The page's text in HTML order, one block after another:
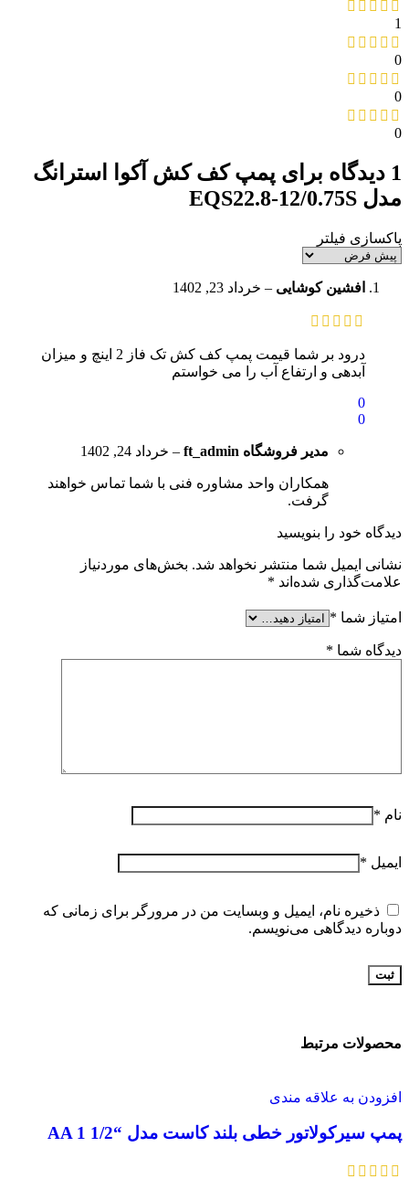
1
0
0
0
1 دیدگاه برای
پمپ کف کش آکوا استرانگ
مدل EQS22.8-12/0.75S
پاکسازی فیلتر
افشین کوشایی – خرداد 23, 1402
درود بر شما قیمت پمپ کف کش تک فاز 2 اینچ و میزان
آبدهی و ارتفاع آب را می خواستم
0
0
مدیر فروشگاه ft_admin
– خرداد 24, 1402
همکاران واحد مشاوره فنی با شما تماس خواهند
گرفت.
دیدگاه خود را بنویسید
نشانی ایمیل شما منتشر نخواهد شد. بخش‌های موردنیاز
علامت‌گذاری شده‌اند *
امتیاز شما *
دیدگاه شما *
نام *
ایمیل *
ذخیره نام، ایمیل و وبسایت من در مرورگر برای زمانی که
دوباره دیدگاهی می‌نویسم.
محصولات مرتبط
افزودن به علاقه مندی
پمپ سیرکولاتور خطی بلند کاست مدل “AA 1 1/2